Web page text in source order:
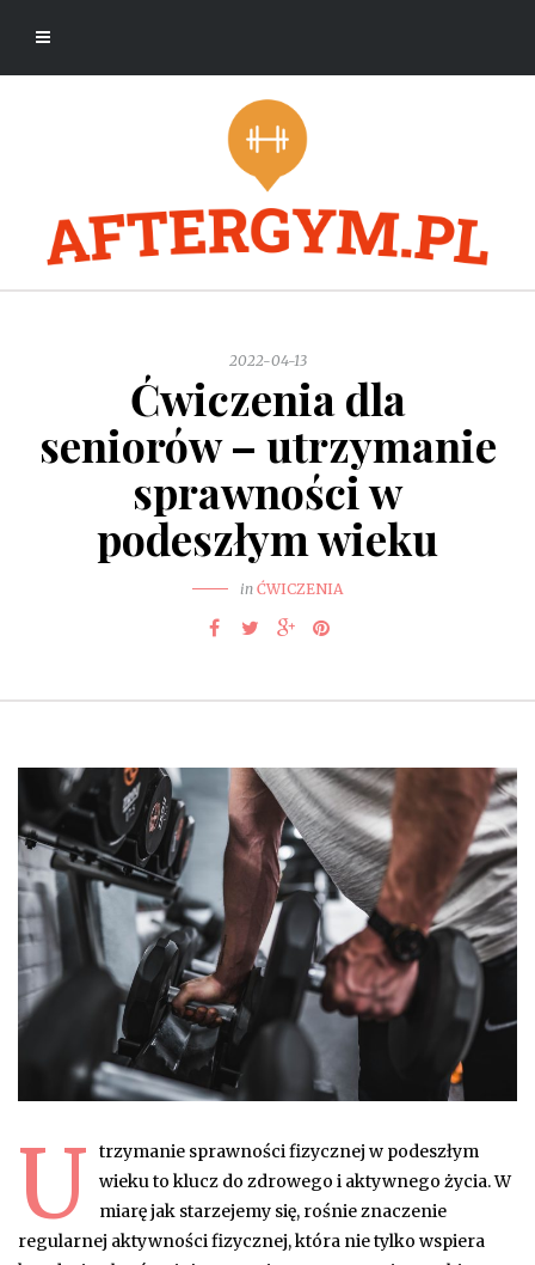
2022-04-13
Ćwiczenia dla
seniorów – utrzymanie
sprawności w
podeszłym wieku
in ĆWICZENIA
U
trzymanie sprawności fizycznej w podeszłym
wieku to klucz do zdrowego i aktywnego życia. W
miarę jak starzejemy się, rośnie znaczenie
regularnej aktywności fizycznej, która nie tylko wspiera